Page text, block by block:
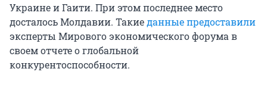
Украине и Гаити. При этом последнее место
досталось Молдавии. Такиеданные предоставили
эксперты Мирового экономического форума в
своем отчете о глобальной
конкурентоспособности.